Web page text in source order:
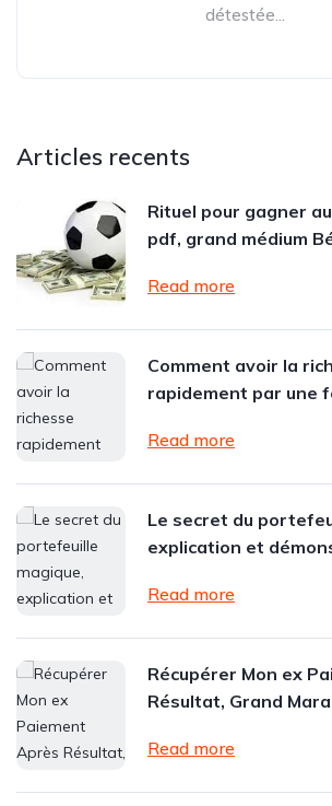
détestée...
Articles recents
Rituel pour gagner
pdf, grand médium
Read more
Comment avoir la
rapidement par une
Read more
Le secret du
explication et
Read more
Récupérer Mon ex
Résultat, Grand
Read more